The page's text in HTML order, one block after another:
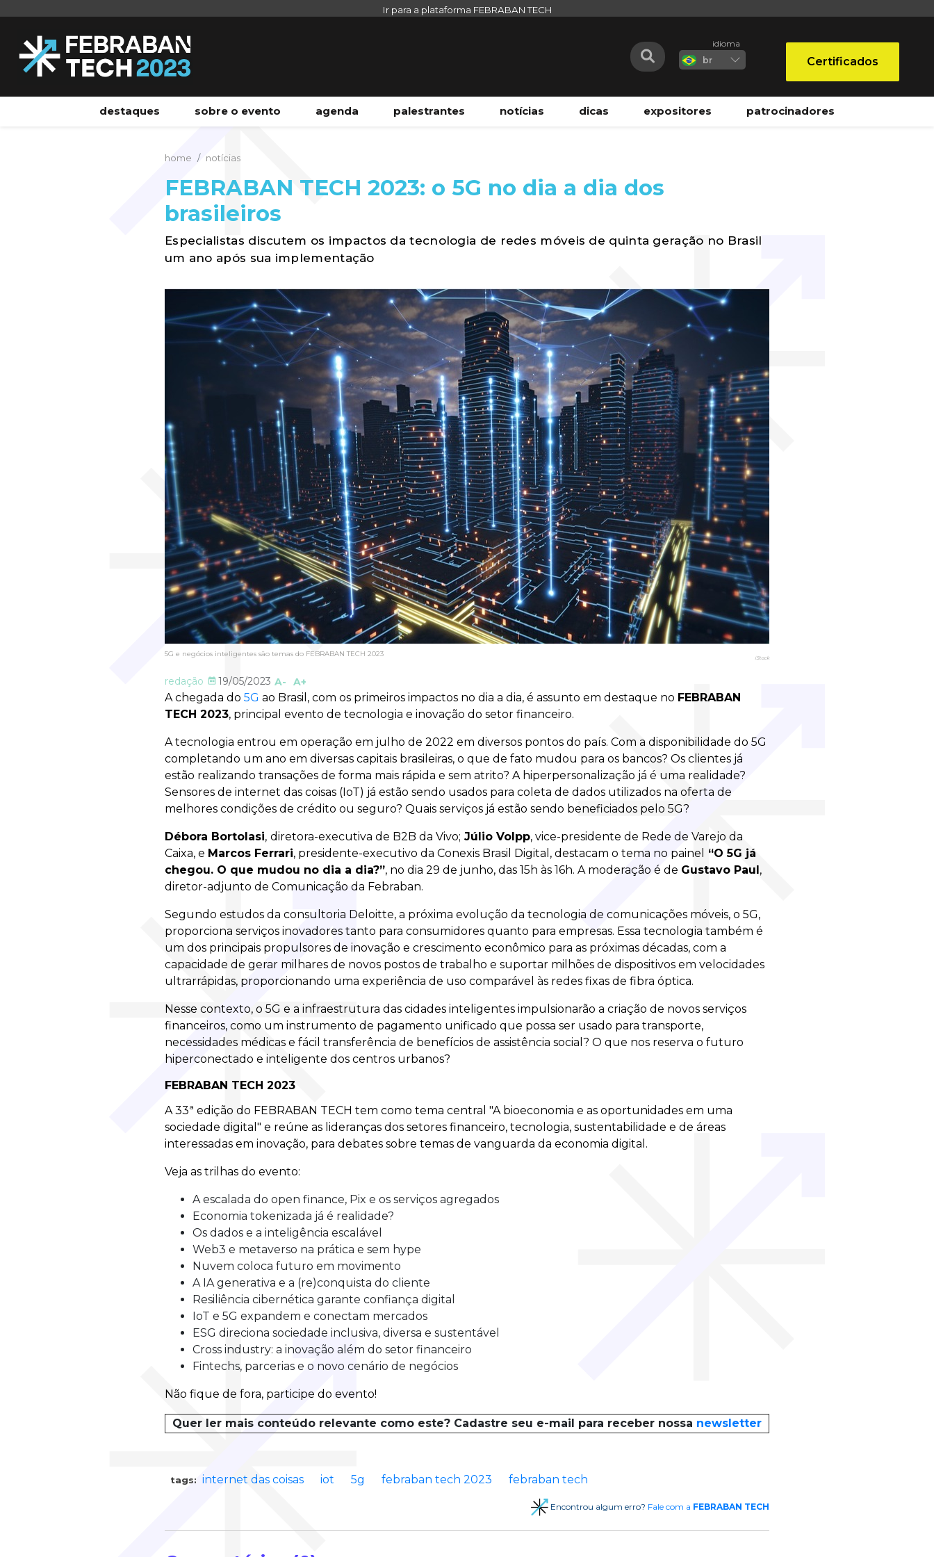
Ir para a plataforma FEBRABAN TECH
idioma
br
Certificados
destaques sobre o evento agenda palestrantes notícias dicas expositores patrocinadores
home notícias
FEBRABAN TECH 2023: o 5G no dia a dia dos
brasileiros
Especialistas discutem os impactos da tecnologia de redes móveis de quinta geração no Brasil
um ano após sua implementação
5G e negócios inteligentes são temas do FEBRABAN TECH 2023 iStock
redação 19/05/2023 A+
A-
A chegada do 5G ao Brasil, com os primeiros impactos no dia a dia, é assunto em destaque no FEBRABAN
TECH 2023, principal evento de tecnologia e inovação do setor financeiro.
A tecnologia entrou em operação em julho de 2022 em diversos pontos do país. Com a disponibilidade do 5G
completando um ano em diversas capitais brasileiras, o que de fato mudou para os bancos? Os clientes já
estão realizando transações de forma mais rápida e sem atrito? A hiperpersonalização já é uma realidade?
Sensores de internet das coisas (IoT) já estão sendo usados para coleta de dados utilizados na oferta de
melhores condições de crédito ou seguro? Quais serviços já estão sendo beneficiados pelo 5G?
Débora Bortolasi, diretora-executiva de B2B da Vivo; Júlio Volpp, vice-presidente de Rede de Varejo da
Caixa, e Marcos Ferrari, presidente-executivo da Conexis Brasil Digital, destacam o tema no painel
“O 5G já
chegou. O que mudou no dia a dia?”, no dia 29 de junho, das 15h às 16h. A moderação é de Gustavo Paul,
diretor-adjunto de Comunicação da Febraban.
Segundo estudos da consultoria Deloitte, a próxima evolução da tecnologia de comunicações móveis, o 5G,
proporciona serviços inovadores tanto para consumidores quanto para empresas. Essa tecnologia também é
um dos principais propulsores de inovação e crescimento econômico para as próximas décadas, com a
capacidade de gerar milhares de novos postos de trabalho e suportar milhões de dispositivos em velocidades
ultrarrápidas, proporcionando uma experiência de uso comparável às redes fixas de fibra óptica.
Nesse contexto, o 5G e a infraestrutura das cidades inteligentes impulsionarão a criação de novos serviços
financeiros, como um instrumento de pagamento unificado que possa ser usado para transporte,
necessidades médicas e fácil transferência de benefícios de assistência social? O que nos reserva o futuro
hiperconectado e inteligente dos centros urbanos?
FEBRABAN TECH 2023
A 33ª edição do FEBRABAN TECH tem como tema central "A bioeconomia e as oportunidades em uma
sociedade digital" e reúne as lideranças dos setores financeiro, tecnologia, sustentabilidade e de áreas
interessadas em inovação, para debates sobre temas de vanguarda da economia digital.
Veja as trilhas do evento:
A escalada do open finance, Pix e os serviços agregados
Economia tokenizada já é realidade?
Os dados e a inteligência escalável
Web3 e metaverso na prática e sem hype
Nuvem coloca futuro em movimento
A IA generativa e a (re)conquista do cliente
Resiliência cibernética garante confiança digital
IoT e 5G expandem e conectam mercados
ESG direciona sociedade inclusiva, diversa e sustentável
Cross industry: a inovação além do setor financeiro
Fintechs, parcerias e o novo cenário de negócios
Não fique de fora, participe do evento!
Quer ler mais conteúdo relevante como este? Cadastre seu e-mail para receber nossa newsletter
tags: internet das coisas iot 5g febraban tech 2023 febraban tech
Encontrou algum erro? Fale com a FEBRABAN TECH